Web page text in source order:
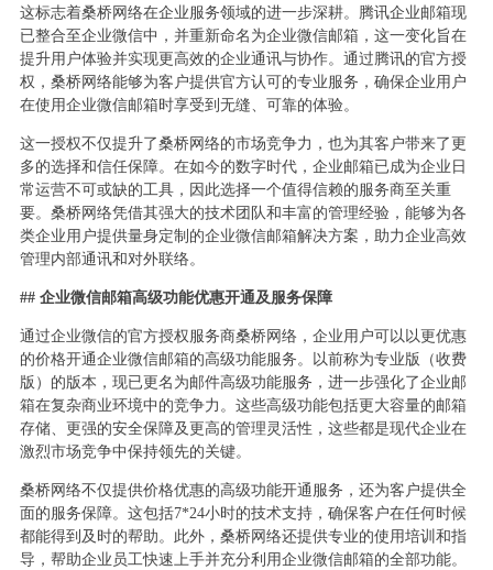
这标志着桑桥网络在企业服务领域的进一步深耕。腾讯企业邮箱现
已整合至企业微信中，并重新命名为企业微信邮箱，这一变化旨在
提升用户体验并实现更高效的企业通讯与协作。通过腾讯的官方授
权，桑桥网络能够为客户提供官方认可的专业服务，确保企业用户
在使用企业微信邮箱时享受到无缝、可靠的体验。
这一授权不仅提升了桑桥网络的市场竞争力，也为其客户带来了更
多的选择和信任保障。在如今的数字时代，企业邮箱已成为企业日
常运营不可或缺的工具，因此选择一个值得信赖的服务商至关重
要。桑桥网络凭借其强大的技术团队和丰富的管理经验，能够为各
类企业用户提供量身定制的企业微信邮箱解决方案，助力企业高效
管理内部通讯和对外联络。
## 企业微信邮箱高级功能优惠开通及服务保障
通过企业微信的官方授权服务商桑桥网络，企业用户可以以更优惠
的价格开通企业微信邮箱的高级功能服务。以前称为专业版（收费
版）的版本，现已更名为邮件高级功能服务，进一步强化了企业邮
箱在复杂商业环境中的竞争力。这些高级功能包括更大容量的邮箱
存储、更强的安全保障及更高的管理灵活性，这些都是现代企业在
激烈市场竞争中保持领先的关键。
桑桥网络不仅提供价格优惠的高级功能开通服务，还为客户提供全
面的服务保障。这包括7*24小时的技术支持，确保客户在任何时候
都能得到及时的帮助。此外，桑桥网络还提供专业的使用培训和指
导，帮助企业员工快速上手并充分利用企业微信邮箱的全部功能。